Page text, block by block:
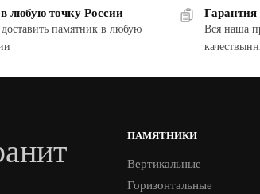
любую точку России
памятник в любую
Гарантия
Вся наша
ПАМЯТНИКИ
Вертикальные
Горизонтальные